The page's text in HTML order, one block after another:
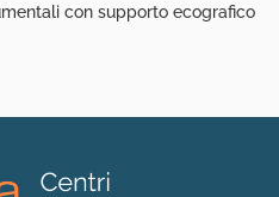
con supporto ecografico